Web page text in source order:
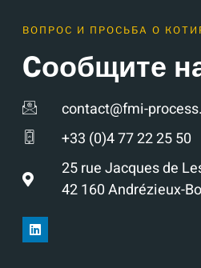
ВОПРОС И ПРОСЬБА О
Cообщите
contact@fmi-
+33 (0)4 77 22 25 50
25 rue Jacques de
42 160 Andrézieux-